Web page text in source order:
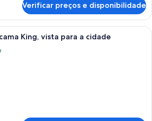
Verificar preços e disponibilidade
Cama bem arrumada com colcha
King, vista para a cidade